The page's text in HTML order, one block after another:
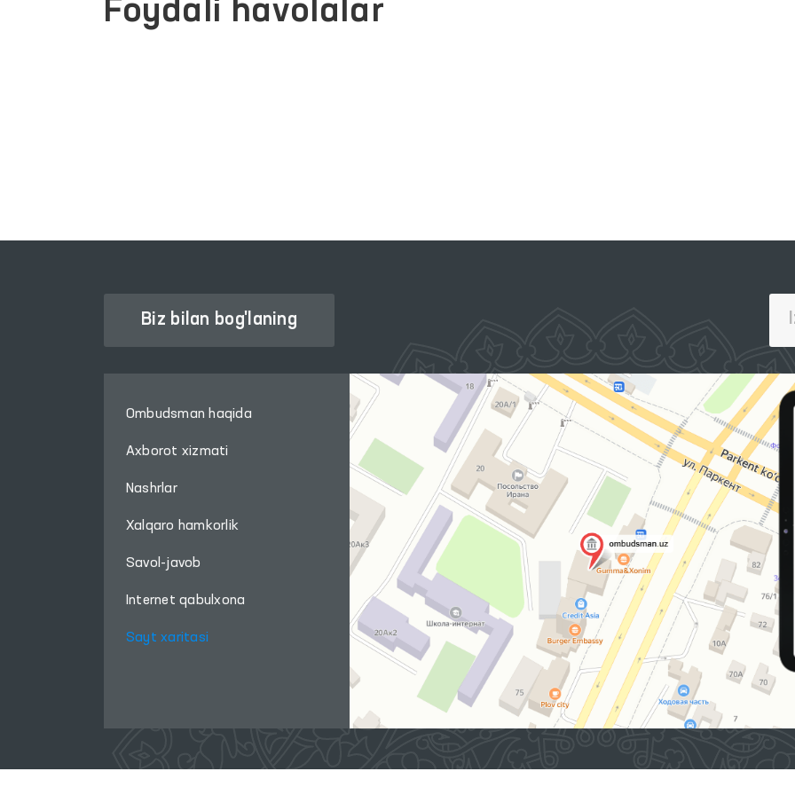
Foydali havolalar
Biz bilan bog'laning
Ombudsman haqida
Axborot xizmati
Nashrlar
Xalqaro hamkorlik
Savol-javob
Internet qabulxona
Sayt xaritasi